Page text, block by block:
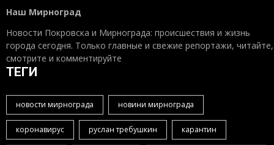
Наш Мирноград
Новости Покровска и Мирнограда: происшествия и жизнь
города сегодня. Только главные и свежие репортажи, читайте,
смотрите и комментируйте
ТЕГИ
новости мирнограда новини мирнограда
коронавирус руслан требушкин карантин